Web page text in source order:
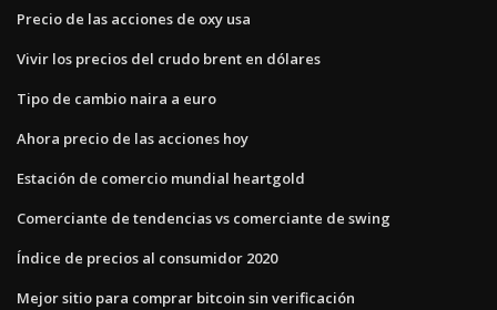
Precio de las acciones de oxy usa
Vivir los precios del crudo brent en dólares
Tipo de cambio naira a euro
Ahora precio de las acciones hoy
Estación de comercio mundial heartgold
Comerciante de tendencias vs comerciante de swing
Índice de precios al consumidor 2020
Mejor sitio para comprar bitcoin sin verificación